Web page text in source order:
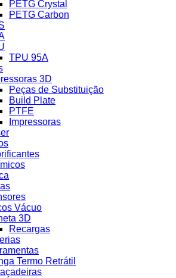
PETG Crystal
PETG Carbon
TPU 95A
3D
Peças de Substituição
Build Plate
PTFE
Impressoras
Vácuo
3D
Recargas
Termo Retrátil